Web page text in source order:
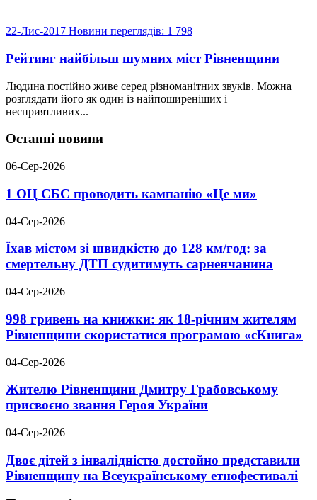
22-Лис-2017 Новини переглядів: 1 798
Рейтинг найбільш шумних міст Рівненщини
Людина постійно живе серед різноманітних звуків. Можна
розглядати його як один iз найпоширенiших i
несприятливих...
Останні новини
06-Сер-2026
1 ОЦ СБС проводить кампанію «Це ми»
04-Сер-2026
Їхав містом зі швидкістю до 128 км/год: за
смертельну ДТП судитимуть сарненчанина
04-Сер-2026
998 гривень на книжки: як 18-річним жителям
Рівненщини скористатися програмою «єКнига»
04-Сер-2026
Жителю Рівненщини Дмитру Грабовському
присвоєно звання Героя України
04-Сер-2026
Двоє дітей з інвалідністю достойно представили
Рівненщину на Всеукраїнському етнофестивалі